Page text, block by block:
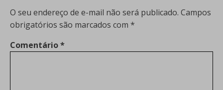
O seu endereço de e-mail não será publicado. Campos
obrigatórios são marcados com *
Comentário*